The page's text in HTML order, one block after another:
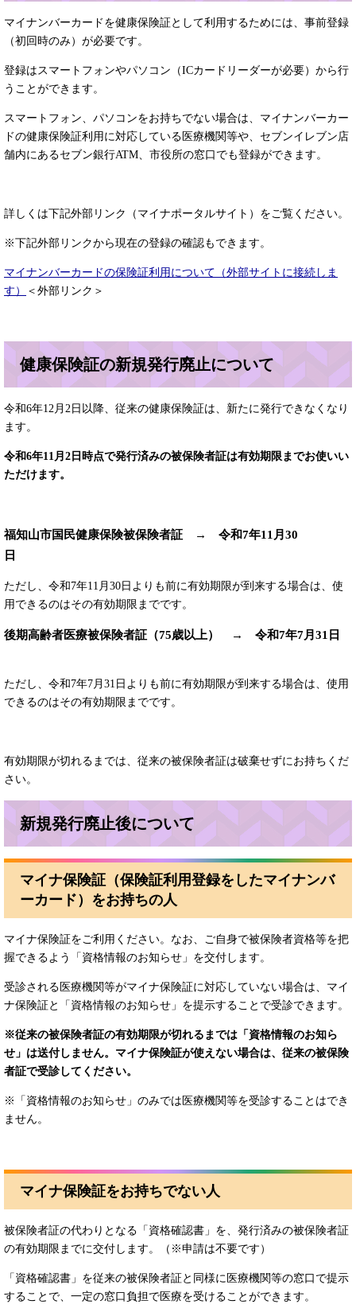
マイナンバーカードを健康保険証として利用するためには、事前登録
（初回時のみ）が必要です。
登録はスマートフォンやパソコン（ICカードリーダーが必要）から行
うことができます。
スマートフォン、パソコンをお持ちでない場合は、マイナンバーカー
ドの健康保険証利用に対応している医療機関等や、セブンイレブン店
舗内にあるセブン銀行ATM、市役所の窓口でも登録ができます。
詳しくは下記外部リンク（マイナポータルサイト）をご覧ください。
※下記外部リンクから現在の登録の確認もできます。
マイナンバーカードの保険証利用について（外部サイトに接続しま
す）
＜外部リンク＞
健康保険証の新規発行廃止について
令和6年12月2日以降、従来の健康保険証は、新たに発行できなくなり
ます。
令和6年11月2日時点で発行済みの被保険者証は有効期限までお使いい
ただけます。
福知山市国民健康保険被保険者証 → 令和7年11月30
日
ただし、令和7年11月30日よりも前に有効期限が到来する場合は、使
用できるのはその有効期限までです。​
後期高齢者医療被保険者証（75歳以上） → 令和7年7月31日
ただし、令和7年7月31日よりも前に有効期限が到来する場合は、使用
できるのはその有効期限までです。​​
有効期限が切れるまでは、従来の被保険者証は破棄せずにお持ちくだ
さい。
新規発行廃止後について
マイナ保険証（保険証利用登録をしたマイナンバ
ーカード）をお持ちの人
マイナ保険証をご利用ください。なお、ご自身で被保険者資格等を把
握できるよう「資格情報のお知らせ」を交付します。
受診される医療機関等がマイナ保険証に対応していない場合は、マイ
ナ保険証と「資格情報のお知らせ」を提示することで受診できます。
※従来の被保険者証の有効期限が切れるまでは「資格情報のお知ら
せ」は送付しません。マイナ保険証が使えない場合は、従来の被保険
者証で受診してください。
※「資格情報のお知らせ」のみでは医療機関等を受診することはでき
ません。
マイナ保険証をお持ちでない人
被保険者証の代わりとなる「資格確認書」を、発行済みの被保険者証
の有効期限までに交付します。（※申請は不要です）
「資格確認書」を従来の被保険者証と同様に医療機関等の窓口で提示
することで、一定の窓口負担で医療を受けることができます。